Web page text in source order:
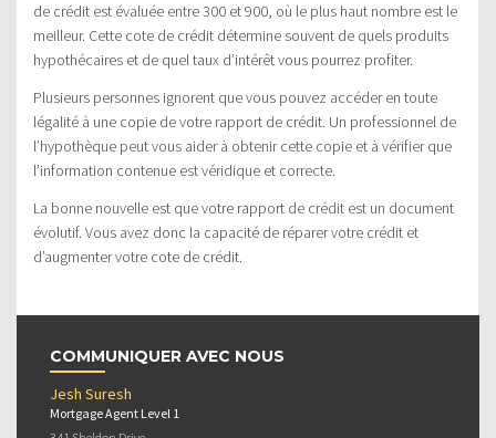
de crédit est évaluée entre 300 et 900, où le plus haut nombre est le
meilleur. Cette cote de crédit détermine souvent de quels produits
hypothécaires et de quel taux d’intérêt vous pourrez profiter.
Plusieurs personnes ignorent que vous pouvez accéder en toute
légalité à une copie de votre rapport de crédit. Un professionnel de
l’hypothèque peut vous aider à obtenir cette copie et à vérifier que
l’information contenue est véridique et correcte.
La bonne nouvelle est que votre rapport de crédit est un document
évolutif. Vous avez donc la capacité de réparer votre crédit et
d’augmenter votre cote de crédit.
COMMUNIQUER AVEC NOUS
Jesh Suresh
Mortgage Agent Level 1